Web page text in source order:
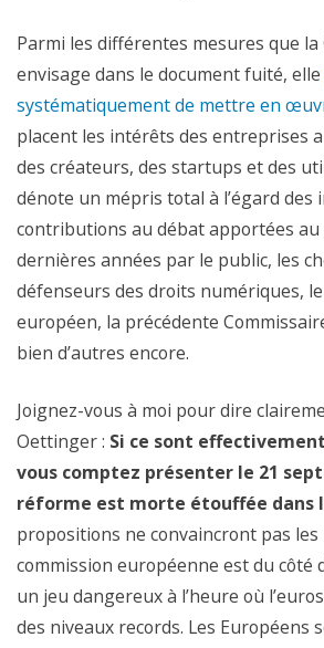
Parmi les différentes mesures que la
envisage dans le document fuité, elle
systématiquement de mettre en
placent les intérêts des entreprises
des créateurs, des startups et des
dénote un mépris total à l’égard des
contributions au débat apportées au
dernières années par le public, les
défenseurs des droits numériques,
européen, la précédente
bien d’autres encore.
Joignez-vous à moi pour dire
Oettinger : Si ce sont
vous comptez présenter le 21
réforme est morte étouffée dans
propositions ne convaincront pas les
commission européenne est du
un jeu dangereux à l’heure où
des niveaux records. Les Européens